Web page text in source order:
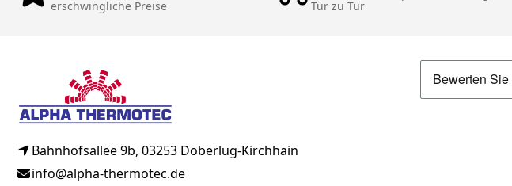
erschwingliche Preise
Tür zu Tür
Bahnhofsallee 9b, 03253 Doberlug-Kirchhain
info@alpha-thermotec.de